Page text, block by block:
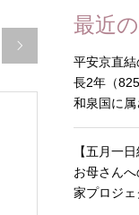

最近
平安京直
長2年（
和泉国に属
【五月一
お母さん
家プロジ